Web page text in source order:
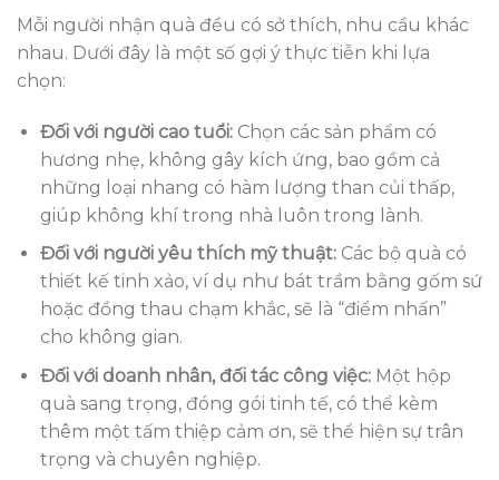
Mỗi người nhận quà đều có sở thích, nhu cầu khác
nhau. Dưới đây là một số gợi ý thực tiễn khi lựa
chọn:
Đối với người cao tuổi:Chọn các sản phẩm có
hương nhẹ, không gây kích ứng, bao gồm cả
những loại nhang có hàm lượng than củi thấp,
giúp không khí trong nhà luôn trong lành.
Đối với người yêu thích mỹ thuật:Các bộ quà có
thiết kế tinh xảo, ví dụ như bát trầm bằng gốm sứ
hoặc đồng thau chạm khắc, sẽ là “điểm nhấn”
cho không gian.
Đối với doanh nhân, đối tác công việc:Một hộp
quà sang trọng, đóng gói tinh tế, có thể kèm
thêm một tấm thiệp cảm ơn, sẽ thể hiện sự trân
trọng và chuyên nghiệp.